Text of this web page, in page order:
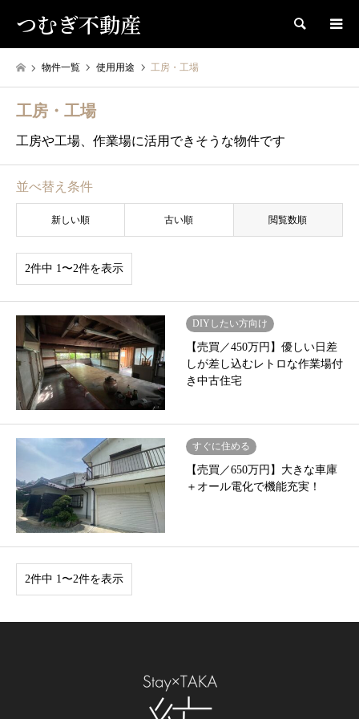
つむぎ不動産 検索
物件一覧 使用用途 工房・工場
工房・工場
工房や工場、作業場に活用できそうな物件です
並べ替え条件
新しい順 古い順 閲覧数順
2件中 1〜2件を表示
DIYしたい方向け
【売買／450万円】優しい日差
しが差し込むレトロな作業場付
き中古住宅
すぐに住める
【売買／650万円】大きな車庫
＋オール電化で機能充実！
2件中 1〜2件を表示